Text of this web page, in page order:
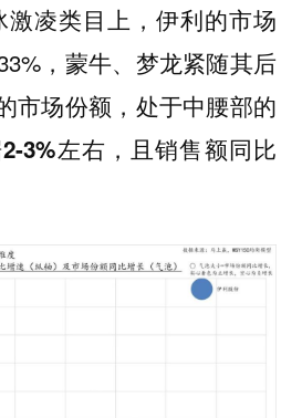
激凌类目上，伊利的市场
，蒙牛、梦龙紧随其后
市场份额， 处于中腰部的
3%左右，且销售额同比